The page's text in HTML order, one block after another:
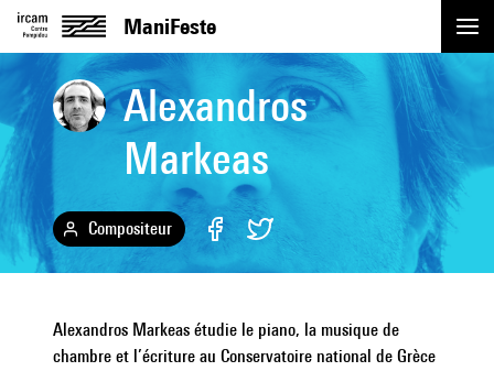
ManiFeste
Événements
Replay
Artistes
Académie
Alexandros
Markeas
Compositeur
Alexandros Markeas étudie le piano, la musique de
chambre et l’écriture au Conservatoire national de Grèce